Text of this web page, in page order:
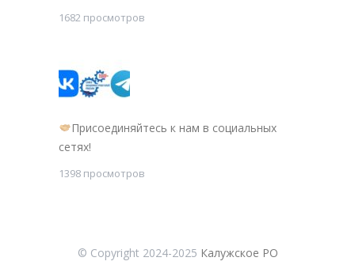
1682 просмотров
Присоединяйтесь к нам в социальных
сетях!
1398 просмотров
© Copyright 2024-2025 Калужское РО